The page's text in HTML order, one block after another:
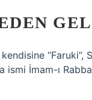
“Faruki”,
ismi İmam-ı